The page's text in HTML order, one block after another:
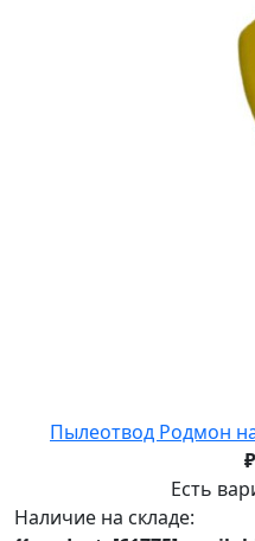
Пылеотвод Родмон
₽
Есть
Наличие на складе: